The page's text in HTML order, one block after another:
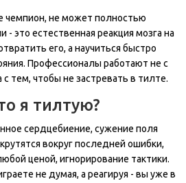
чемпион, не может полностью
- это естественная реакция мозга на
его, а научиться быстро
Профессионалы работают не с
тем, чтобы не застревать в тилте.
я тилтую?
сердцебиение, сужение поля
вокруг последней ошибки,
ценой, игнорирование тактики.
не думая, а реагируя - вы уже в